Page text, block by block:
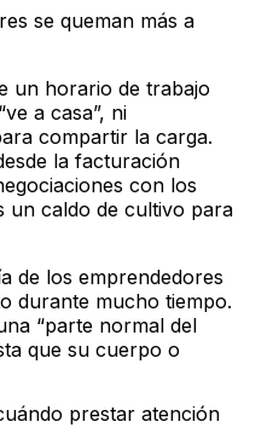
se queman más a
un horario de trabajo
a casa”, ni
compartir la carga.
la facturación
con los
un caldo de cultivo para
de los emprendedores
durante mucho tiempo.
“parte normal del
que su cuerpo o
prestar atención